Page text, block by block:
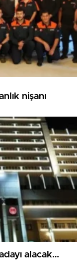
nişanı
alacak…